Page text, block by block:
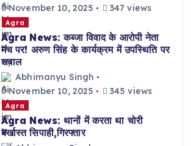
November 10, 2025
347 views
Agra
Agra News: कब्जा विवाद के आरोपी नेता
मंच पर! अरुण सिंह के कार्यक्रम में उपस्थिति पर
सवाल
Abhimanyu Singh
November 10, 2025
345 views
Agra
Agra News: थानों में करता था चोरी
बर्खास्त सिपाही,गिरफ्तार